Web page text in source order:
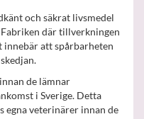
och säkrat livsmedel
Fabriken där tillverkningen
innebär att spårbarheten
de lämnar
i Sverige. Detta
egna veterinärer innan de